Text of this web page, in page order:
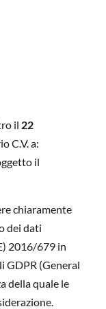
il 22
C.V. a:
il
chiaramente
dei dati
2016/679 in
GDPR (General
della quale le